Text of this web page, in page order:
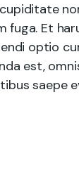
Et
optio
est,
saepe